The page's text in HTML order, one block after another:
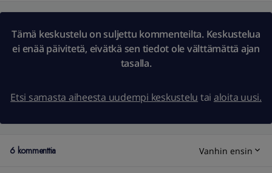
Tämä keskustelu on suljettu kommenteilta. Keskustelua
ei enää päivitetä, eivätkä sen tiedot ole välttämättä ajan
tasalla.
Etsi samasta aiheesta uudempi keskustelu tai aloita uusi.
6 kommenttia Vanhin ensin